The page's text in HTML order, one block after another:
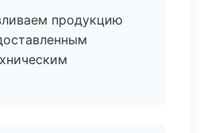
продукцию